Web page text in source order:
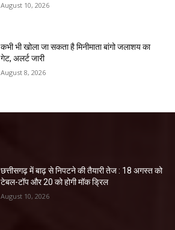
August 10, 2026
कभी भी खोला जा सकता है मिनीमाता बांगो जलाशय का
गेट, अलर्ट जारी
August 8, 2026
छत्तीसगढ़ में बाढ़ से निपटने की तैयारी तेज : 18 अगस्त को
टेबल-टॉप और 20 को होगी मॉक ड्रिल
August 10, 2026